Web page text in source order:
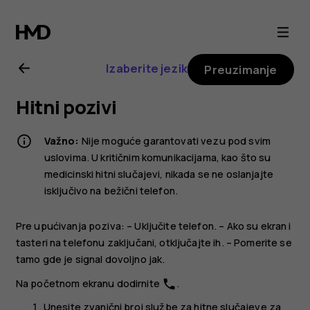
Uputstvo
za
korisnike
telefona
Nokia
G21
Izaberite jezik Preuzimanje
Hitni pozivi
Važno: Nije moguće garantovati vezu pod svim
uslovima. U kritičnim komunikacijama, kao što su
medicinski hitni slučajevi, nikada se ne oslanjajte
isključivo na bežični telefon.
Pre upućivanja poziva: – Uključite telefon. – Ako su ekran i
tasteri na telefonu zaključani, otključajte ih. – Pomerite se
tamo gde je signal dovoljno jak.
Na početnom ekranu dodirnite phone .
Unesite zvanični broj službe za hitne slučajeve za